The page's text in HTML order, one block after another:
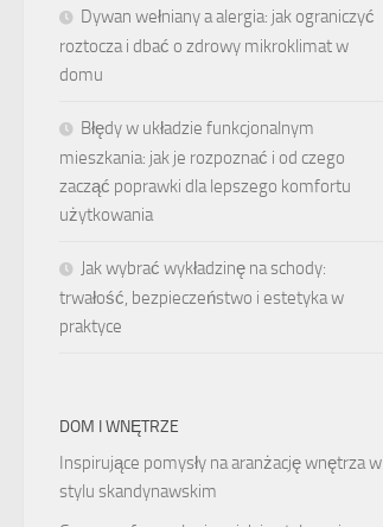
Dywan wełniany a alergia: jak ograniczyć
roztocza i dbać o zdrowy mikroklimat w
domu
Błędy w układzie funkcjonalnym
mieszkania: jak je rozpoznać i od czego
zacząć poprawki dla lepszego komfortu
użytkowania
Jak wybrać wykładzinę na schody:
trwałość, bezpieczeństwo i estetyka w
praktyce
DOM I WNĘTRZE
Inspirujące pomysły na aranżację wnętrza w
stylu skandynawskim